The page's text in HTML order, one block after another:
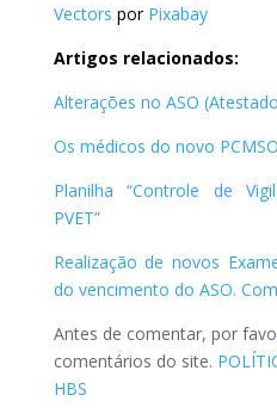
Vectors por Pixabay
Artigos relacionados:
Alterações no ASO
Os médicos do novo PCMSO
Planilha “Controle de
PVET”
Realização de novos
do vencimento do ASO.
Antes de comentar, por
comentários do site.
HBS